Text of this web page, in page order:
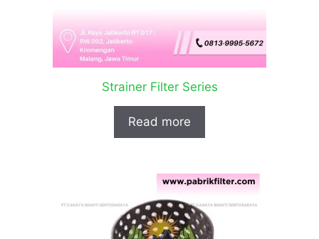
Strainer Filter Series
Read more